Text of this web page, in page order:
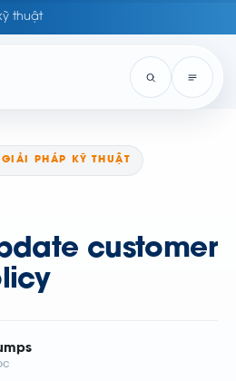
thuật
GIẢI PHÁP KỸ THUẬT
customer